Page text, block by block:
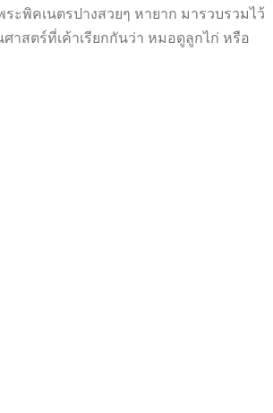
พิคเนตรปางสวยๆ หายาก มารวบรวมไว้
าสตร์ที่เค้าเรียกกันว่า หมอดูลูกไก่ หรือ